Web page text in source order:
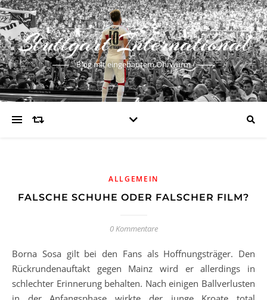
Stuttgart International
Blog mit eingebautem Ohrwurm
ALLGEMEIN
FALSCHE SCHUHE ODER FALSCHER FILM?
0 Kommentare
Borna Sosa gilt bei den Fans als Hoffnungsträger. Den
Rückrundenauftakt gegen Mainz wird er allerdings in
schlechter Erinnerung behalten. Nach einigen Ballverlusten